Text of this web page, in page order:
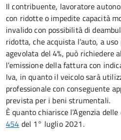
Il contribuente, lavoratore
con ridotte o impedite capacità
invalido con possibilità di
ridotta, che acquista l’auto, a
agevolata del 4%, può richiedere
l’emissione della fattura con
Iva, in quanto il veicolo sarà
professionale con conseguente
prevista per i beni strumentali.
È quanto chiarisce l’Agenzia
454 del 1° luglio 2021.